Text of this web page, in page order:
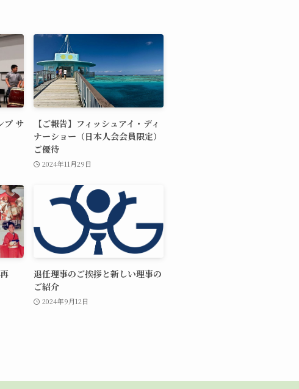
プ サ
【ご報告】フィッシュアイ・ディ
ナーショー（日本人会会員限定）
ご優待
2024年11月29日
退任理事のご挨拶と新しい理事の
ご紹介
2024年9月12日